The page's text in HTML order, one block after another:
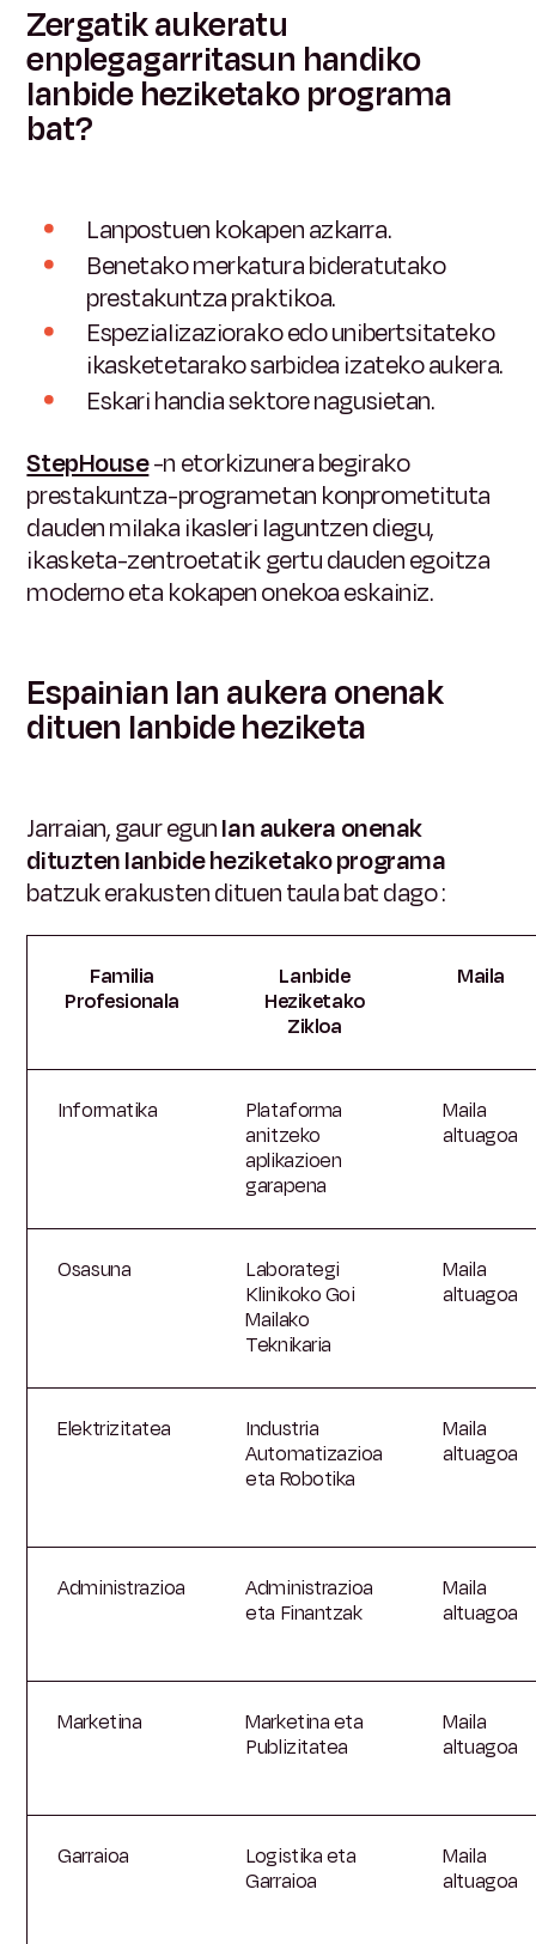
Zergatik aukeratu
enplegagarritasun handiko
lanbide heziketako programa
bat?
Lanpostuen kokapen azkarra.
Benetako merkatura bideratutako
prestakuntza praktikoa.
Espezializaziorako edo unibertsitateko
ikasketetarako sarbidea izateko aukera.
Eskari handia sektore nagusietan.
StepHouse-n etorkizunera begirako
prestakuntza-programetan konprometituta
dauden milaka ikasleri laguntzen diegu,
ikasketa-zentroetatik gertu dauden egoitza
moderno eta kokapen onekoa eskainiz.
Espainian lan aukera onenak
dituen lanbide heziketa
Jarraian, gaur egunlan aukera onenak
dituzten lanbide heziketako programa
batzuk erakusten dituen taula bat dago:
Familia
Profesionala
Lanbide
Heziketako
Zikloa
Maila
Informatika
Plataforma
anitzeko
aplikazioen
garapena
Maila
altuagoa
Osasuna
Laborategi
Klinikoko Goi
Mailako
Teknikaria
Maila
altuagoa
Elektrizitatea
Industria
Automatizazioa
eta Robotika
Maila
altuagoa
Administrazioa
Administrazioa
eta Finantzak
Maila
altuagoa
Marketina
Marketina eta
Publizitatea
Maila
altuagoa
Garraioa
Logistika eta
Garraioa
Maila
altuagoa